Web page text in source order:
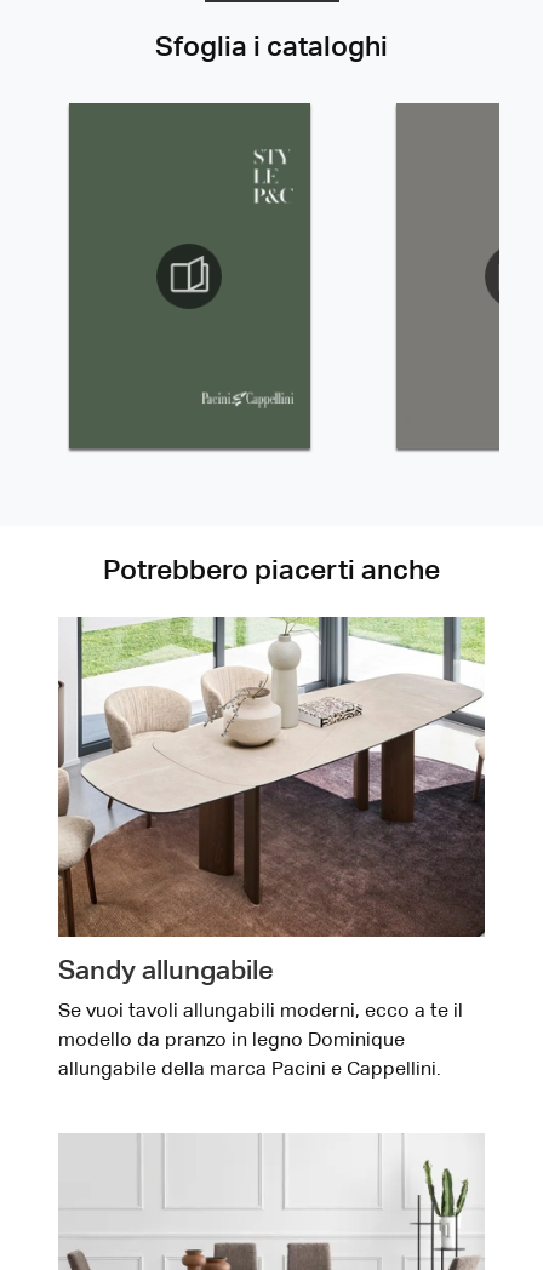
Sfoglia i cataloghi
Potrebbero piacerti anche
Sandy allungabile
Se vuoi tavoli allungabili moderni, ecco a te il
modello da pranzo in legno Dominique
allungabile della marca Pacini e Cappellini.